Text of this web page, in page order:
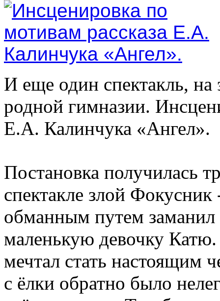
И еще один спектакль,
родной гимназии.
Е.А. Калинчука «Ангел».
Постановка получилась
спектакле злой
обманным путем заманил
маленькую девочку
мечтал стать настоящим
c ёлки обратно было